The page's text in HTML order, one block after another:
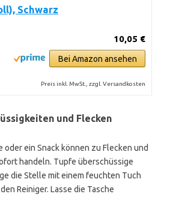
Schwarz
10,05 €
Bei Amazon ansehen
Preis inkl. MwSt., zzgl. Versandkosten
und Flecken
oder ein Snack können zu Flecken und
handeln. Tupfe überschüssige
die Stelle mit einem feuchten Tuch
Reiniger. Lasse die Tasche